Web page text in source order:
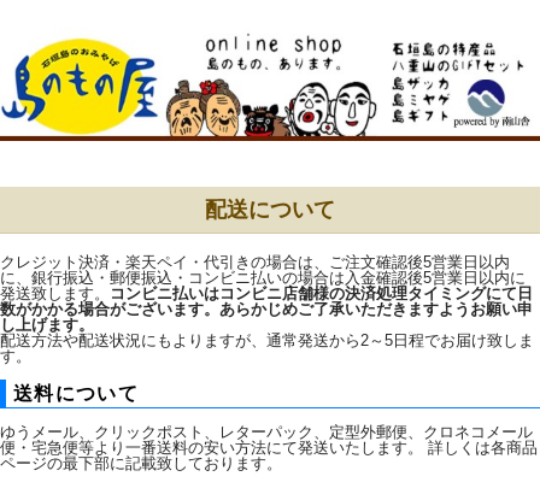
配送について
クレジット決済・楽天ペイ・代引きの場合は、ご注文確認後5営業日以内
に、銀行振込・郵便振込・コンビニ払いの場合は入金確認後5営業日以内に
発送致します。
コンビニ払いはコンビニ店舗様の決済処理タイミングにて日
数がかかる場合がございます。あらかじめご了承いただきますようお願い申
し上げます。
配送方法や配送状況にもよりますが、通常発送から2～5日程でお届け致しま
す。
送料について
ゆうメール、クリックポスト、レターパック、定型外郵便、クロネコメール
便・宅急便等より一番送料の安い方法にて発送いたします。 詳しくは各商品
ページの最下部に記載致しております。